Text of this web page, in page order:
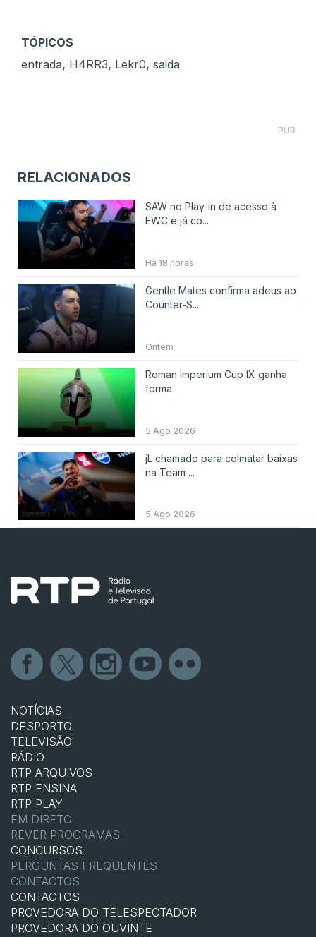
TÓPICOS
entrada, H4RR3, Lekr0, saida
PUB
RELACIONADOS
SAW no Play-in de acesso à
EWC e já co...
Há 18 horas
Gentle Mates confirma adeus ao
Counter-S...
Ontem
Roman Imperium Cup IX ganha
forma
5 Ago 2026
jL chamado para colmatar baixas
na Team ...
5 Ago 2026
NOTÍCIAS
DESPORTO
TELEVISÃO
RÁDIO
RTP ARQUIVOS
RTP ENSINA
RTP PLAY
EM DIRETO
REVER PROGRAMAS
CONCURSOS
PERGUNTAS FREQUENTES
CONTACTOS
CONTACTOS
PROVEDORA DO TELESPECTADOR
PROVEDORA DO OUVINTE